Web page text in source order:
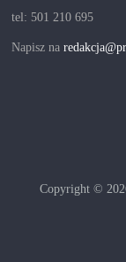
tel: 501 210 695
Napisz na
Copyright ©